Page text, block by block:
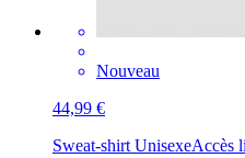
Nouveau
44,99 €
Sweat-shirt UnisexeAccès